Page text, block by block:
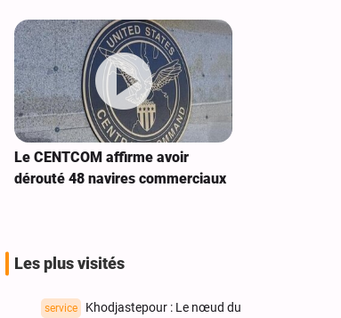
Le CENTCOM affirme avoir
dérouté 48 navires commerciaux
Les plus visités
service
Khodjastepour : Le nœud du